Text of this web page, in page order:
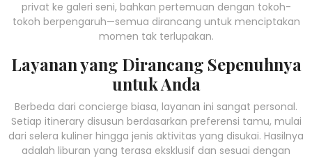
privat ke galeri seni, bahkan pertemuan dengan tokoh-
tokoh berpengaruh—semua dirancang untuk menciptakan
momen tak terlupakan.
Layanan yang Dirancang Sepenuhnya
untuk Anda
Berbeda dari concierge biasa, layanan ini sangat personal.
Setiap itinerary disusun berdasarkan preferensi tamu, mulai
dari selera kuliner hingga jenis aktivitas yang disukai. Hasilnya
adalah liburan yang terasa eksklusif dan sesuai dengan